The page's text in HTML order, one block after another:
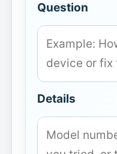
Question
Details